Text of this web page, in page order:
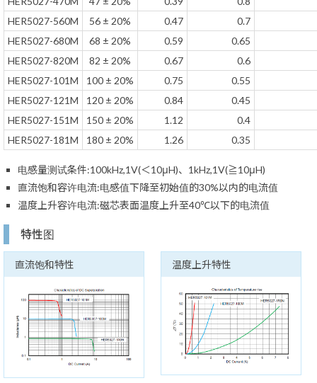
HER5027-560M
56 ± 20% 0.47
0.7
HER5027-680M
68 ± 20% 0.59
0.65
HER5027-820M
82 ± 20% 0.67
0.6
HER5027-101M
100 ± 20% 0.75
0.55
HER5027-121M
120 ± 20% 0.84
0.45
HER5027-151M
150 ± 20% 1.12
0.4
HER5027-181M
180 ± 20% 1.26 0.35
电感量测试条件:100kHz,1V(＜10μH)、1kHz,1V(≧10μH)
直流饱和容许电流:电感值下降至初始值的30%以内的电流值
温度上升容许电流:磁芯表面温度上升至40℃以下的电流值
特性图
直流饱和特性 温度上升特性